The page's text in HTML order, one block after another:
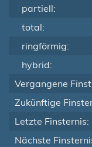
partiell:
total:
ringförmig:
hybrid:
Vergangene
Zukünftige
Letzte Finsternis:
Nächste